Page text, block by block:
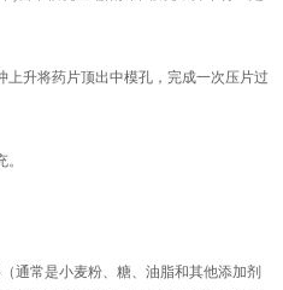
上升将药片顶出中模孔，完成一次压片过
通常是小麦粉、糖、油脂和其他添加剂